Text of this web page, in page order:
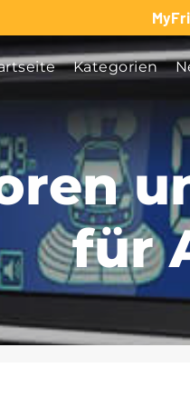
Kategorien
für